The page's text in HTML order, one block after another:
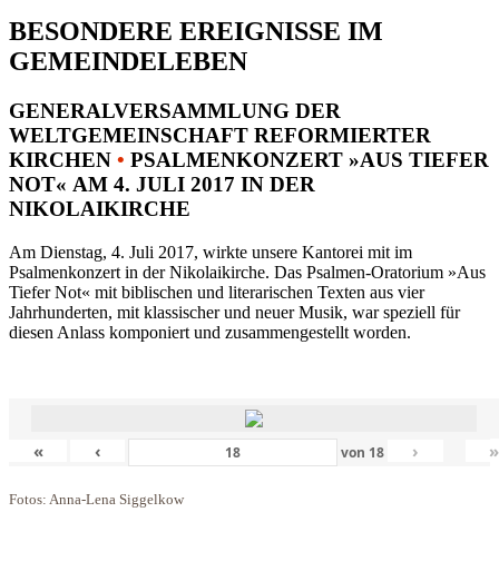
BESONDERE EREIGNISSE IM
GEMEINDELEBEN
GENERALVERSAMMLUNG DER
WELTGEMEINSCHAFT REFORMIERTER
KIRCHEN • PSALMENKONZERT »AUS TIEFER
NOT« AM 4. JULI 2017 IN DER
NIKOLAIKIRCHE
Am Dienstag, 4. Juli 2017, wirkte unsere Kantorei mit im
Psalmenkonzert in der Nikolaikirche. Das Psalmen-Oratorium »Aus
Tiefer Not« mit biblischen und literarischen Texten aus vier
Jahrhunderten, mit klassischer und neuer Musik, war speziell für
diesen Anlass komponiert und zusammengestellt worden.
« ‹ von 18 › »
Fotos: Anna-Lena Siggelkow